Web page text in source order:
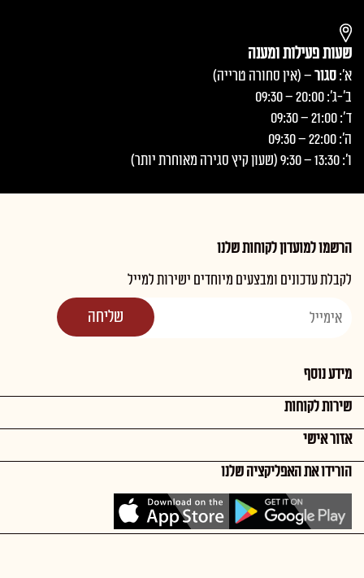
שעות פעילות ומענה
א':סגור– (אין סחורה טרייה)
ב'-ג': 20:00 – 09:30
ד': 21:00 – 09:30
ה': 22:00 – 09:30
ו': 13:30 – 9:30 (שעון קיץ סגירה מאוחרת יותר)
הרשמו למועדון לקוחות שלנו
לקבלת עדכונים ומבצעים מיוחדים ישירות למייל
מידע נוסף
שירות לקוחות
אזור אישי
הורידו את האפליקציה שלנו